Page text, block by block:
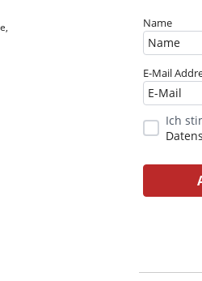
,
Name
E-Mail
Ich